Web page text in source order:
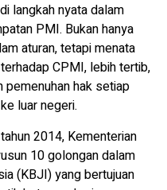
langkah nyata dalam
PMI. Bukan hanya
aturan, tetapi menata
CPMI, lebih tertib,
pemenuhan hak setiap
luar negeri.
2014, Kementerian
10 golongan dalam
(KBJI) yang bertujuan